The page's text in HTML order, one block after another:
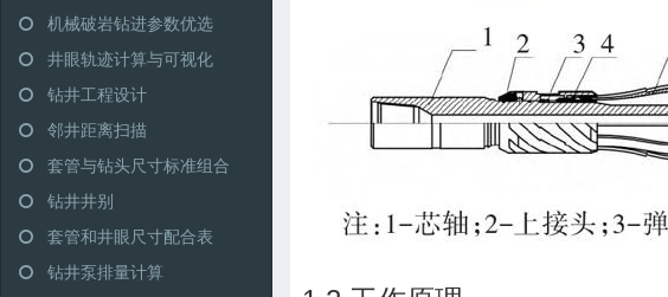
机械破岩钻进参数优选
井眼轨迹计算与可视化
钻井工程设计
邻井距离扫描
套管与钻头尺寸标准组合
钻井井别
套管和井眼尺寸配合表
钻井泵排量计算